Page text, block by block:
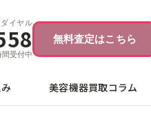
イヤル
間受付中
無料査定はこちら
美容機器買取コラム